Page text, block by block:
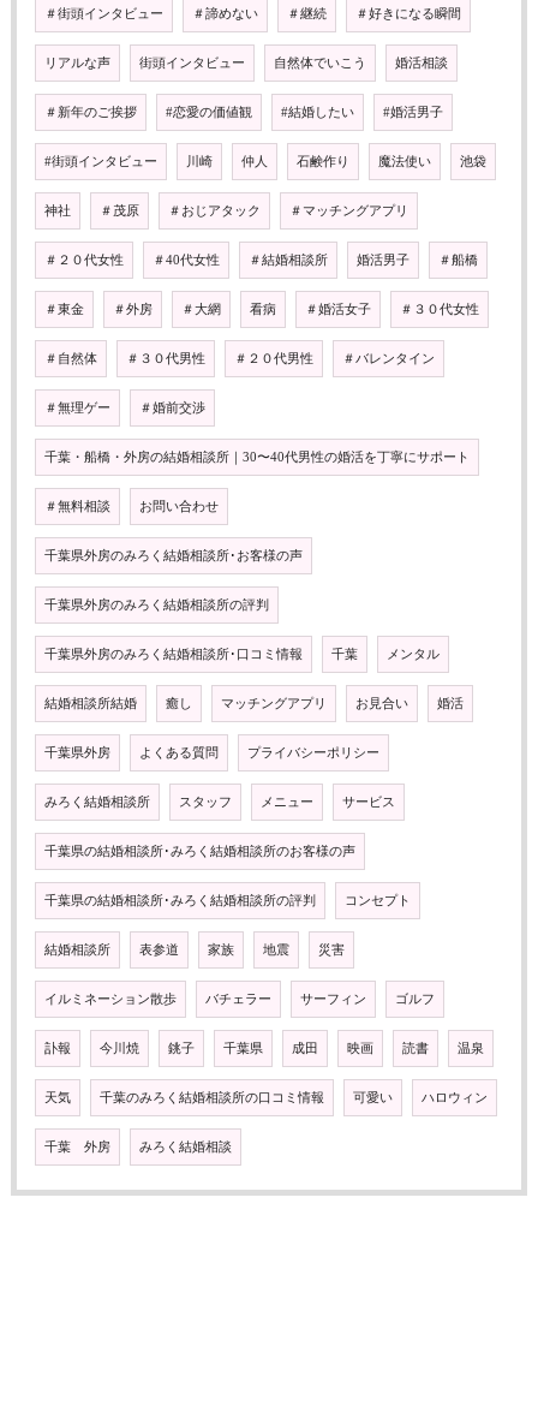
＃街頭インタビュー ＃諦めない ＃継続 ＃好きになる瞬間
リアルな声 街頭インタビュー 自然体でいこう 婚活相談
＃新年のご挨拶 #恋愛の価値観 #結婚したい #婚活男子
#街頭インタビュー 川崎 仲人 石鹸作り 魔法使い 池袋
神社 ＃茂原 ＃おじアタック ＃マッチングアプリ
＃２０代女性 ＃40代女性 ＃結婚相談所 婚活男子 ＃船橋
＃東金 ＃外房 ＃大網 看病 ＃婚活女子 ＃３０代女性
＃自然体 ＃３０代男性 ＃２０代男性 ＃バレンタイン
＃無理ゲー ＃婚前交渉
千葉・船橋・外房の結婚相談所｜30〜40代男性の婚活を丁寧にサポート
＃無料相談 お問い合わせ
千葉県外房のみろく結婚相談所･お客様の声
千葉県外房のみろく結婚相談所の評判
千葉県外房のみろく結婚相談所･口コミ情報 千葉 メンタル
結婚相談所結婚 癒し マッチングアプリ お見合い 婚活
千葉県外房 よくある質問 プライバシーポリシー
みろく結婚相談所 スタッフ メニュー サービス
千葉県の結婚相談所･みろく結婚相談所のお客様の声
千葉県の結婚相談所･みろく結婚相談所の評判 コンセプト
結婚相談所 表参道 家族 地震 災害
イルミネーション散歩 バチェラー サーフィン ゴルフ
訃報 今川焼 銚子 千葉県 成田 映画 読書 温泉
天気 千葉のみろく結婚相談所の口コミ情報 可愛い ハロウィン
千葉 外房 みろく結婚相談